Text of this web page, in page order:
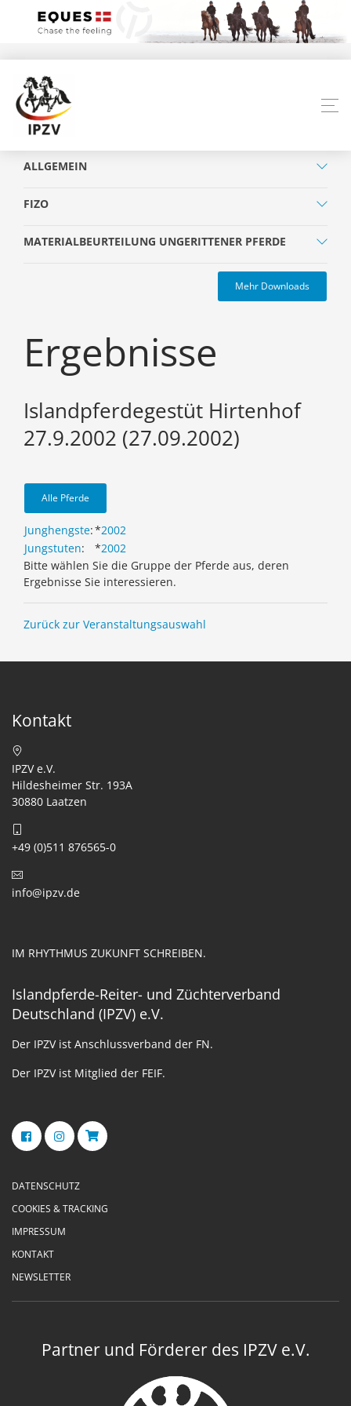
ALLGEMEIN
FIZO
MATERIALBEURTEILUNG UNGERITTENER PFERDE
Mehr Downloads
Ergebnisse
Islandpferdegestüt Hirtenhof
27.9.2002 (27.09.2002)
Alle Pferde
Junghengste:*2002
Jungstuten: *2002
Bitte wählen Sie die Gruppe der Pferde aus, deren
Ergebnisse Sie interessieren.
Zurück zur Veranstaltungsauswahl
Kontakt
IPZV e.V.
Hildesheimer Str. 193A
30880 Laatzen
+49 (0)511 876565-0
info@ipzv.de
IM RHYTHMUS ZUKUNFT SCHREIBEN.
Islandpferde-Reiter- und Züchterverband
Deutschland (IPZV) e.V.
Der IPZV ist Anschlussverband der FN.
Der IPZV ist Mitglied der FEIF.
DATENSCHUTZ
COOKIES & TRACKING
IMPRESSUM
KONTAKT
NEWSLETTER
Partner und Förderer des IPZV e.V.